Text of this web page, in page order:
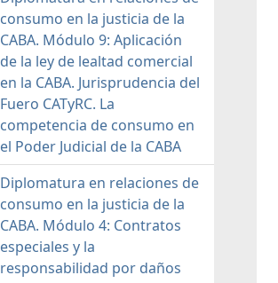
consumo en la justicia de la
CABA. Módulo 9: Aplicación
de la ley de lealtad comercial
en la CABA. Jurisprudencia del
Fuero CATyRC. La
competencia de consumo en
el Poder Judicial de la CABA
Diplomatura en relaciones de
consumo en la justicia de la
CABA. Módulo 4: Contratos
especiales y la
responsabilidad por daños